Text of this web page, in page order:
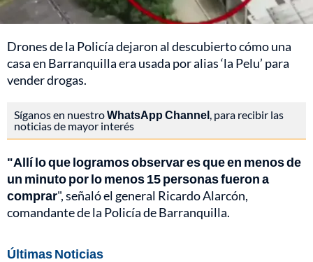
Drones de la Policía dejaron al descubierto cómo una
casa en Barranquilla era usada por alias ‘la Pelu’ para
vender drogas.
Síganos en nuestroWhatsApp Channel , para recibir las
noticias de mayor interés
"Allí lo que logramos observar es que en menos de
un minuto por lo menos 15 personas fueron a
comprar", señaló el general Ricardo Alarcón,
comandante de la Policía de Barranquilla.
Últimas Noticias